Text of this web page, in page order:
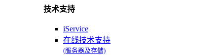
技术支持
iService
在线技术支持
(服务器及存储)